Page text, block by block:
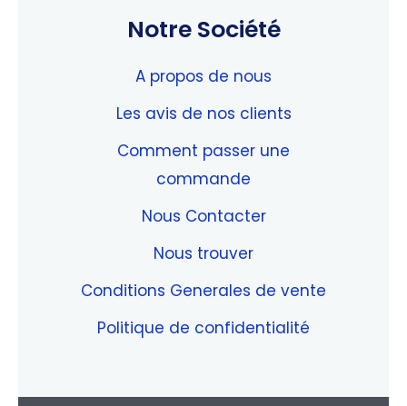
Notre Société
A propos de nous
Les avis de nos clients
Comment passer une
commande
Nous Contacter
Nous trouver
Conditions Generales de vente
Politique de confidentialité